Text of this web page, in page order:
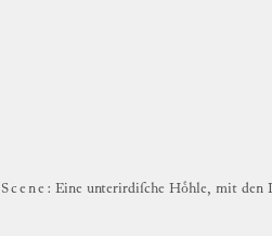
Scene : Eine unterirdiſche Hoͤhle, mit den